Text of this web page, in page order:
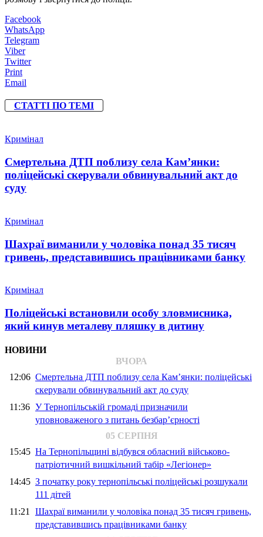
Facebook
WhatsApp
Telegram
Viber
Twitter
Print
Email
СТАТТІ ПО ТЕМІ
Кримінал
Смертельна ДТП поблизу села Кам’янки:
поліцейські скерували обвинувальний акт до
суду
Кримінал
Шахраї виманили у чоловіка понад 35 тисяч
гривень, представившись працівниками банку
Кримінал
Поліцейські встановили особу зловмисника,
який кинув металеву пляшку в дитину
НОВИНИ
ВЧОРА
12:06 Смертельна ДТП поблизу села Кам’янки: поліцейські
скерували обвинувальний акт до суду
11:36 У Тернопільській громаді призначили
уповноваженого з питань безбар’єрності
05 СЕРПНЯ
15:45 На Тернопільщині відбувся обласний військово-
патріотичний вишкільний табір «Легіонер»
14:45 З початку року тернопільські поліцейські розшукали
111 дітей
11:21 Шахраї виманили у чоловіка понад 35 тисяч гривень,
представившись працівниками банку